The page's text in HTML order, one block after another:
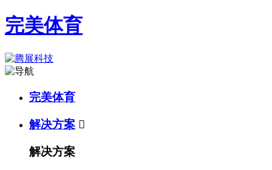
完美体育
完美体育
解决方案 
解决方案